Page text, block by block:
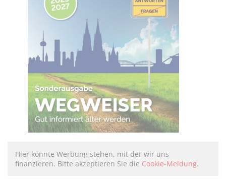
Hier könnte Werbung stehen, mit der wir uns
finanzieren. Bitte akzeptieren Sie die Cookie-Meldung.